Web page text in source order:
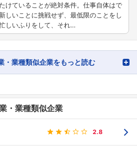
けていることが絶対条件。仕事自体はで
しいことに挑戦せず、最低限のことをし
しいふりをして、それ…
・業種類似企業をもっと読む
・業種類似企業
2.8